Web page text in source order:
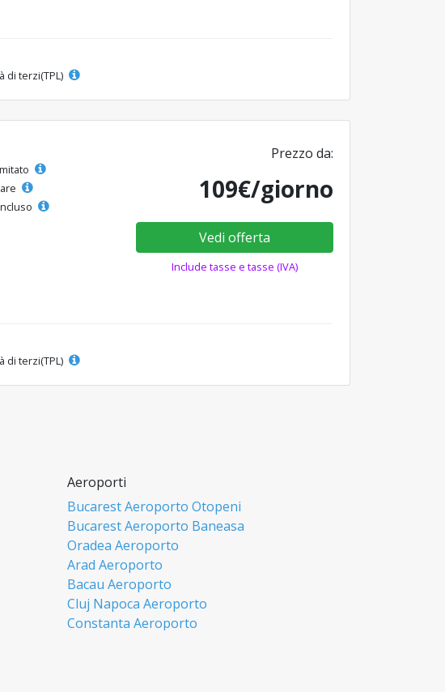
di terzi(TPL)
Prezzo da:
109€/giorno
Vedi offerta
Include tasse e tasse (IVA)
di terzi(TPL)
Aeroporti
Bucarest Aeroporto Otopeni
Bucarest Aeroporto Baneasa
Oradea Aeroporto
Arad Aeroporto
Bacau Aeroporto
Cluj Napoca Aeroporto
Constanta Aeroporto